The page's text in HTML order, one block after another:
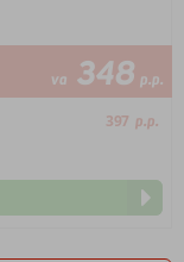
va 348 p.p.
397 p.p.